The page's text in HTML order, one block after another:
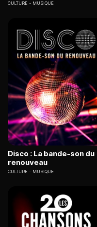
CULTURE MUSIQUE
Disco : La bande-son du
renouveau
CULTURE MUSIQUE